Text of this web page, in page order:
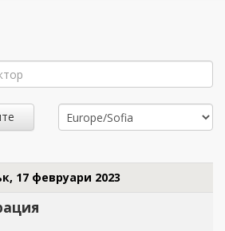
17 февруари 2023